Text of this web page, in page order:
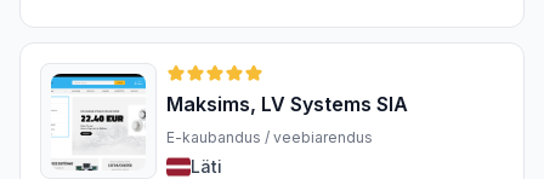
Maksims, LV Systems SIA
E-kaubandus / veebiarendus
Läti